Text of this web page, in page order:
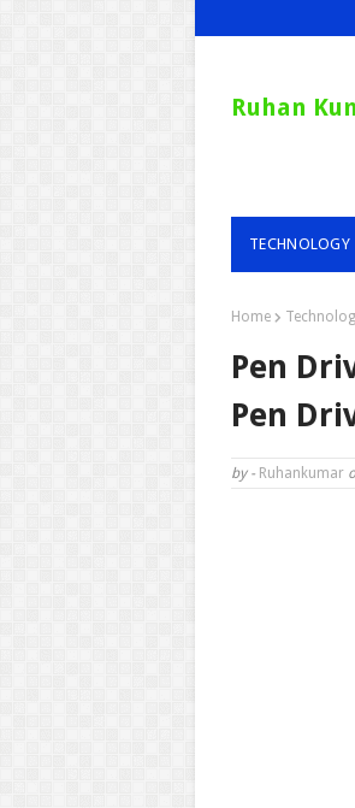
Ruhan
TECHNOLOGY
Home
Pen
Pen
by - Ruhankumar